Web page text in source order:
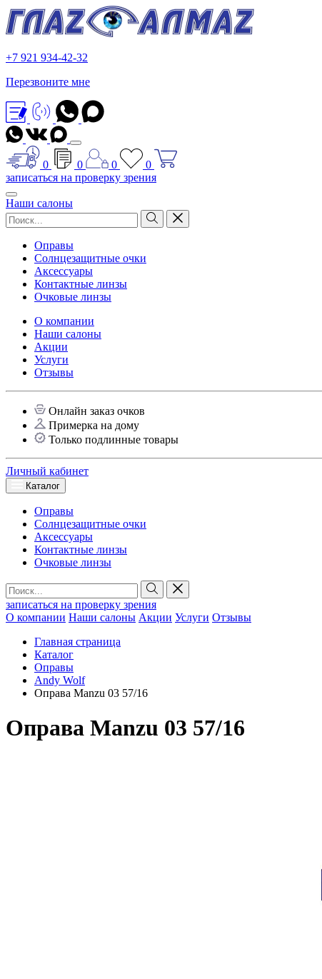
+7 921 934-42-32
Перезвоните мне
0 0 0
0
записаться на проверку зрения
Наши салоны
Оправы
Солнцезащитные очки
Аксессуары
Контактные линзы
Очковые линзы
О компании
Наши салоны
Акции
Услуги
Отзывы
Онлайн заказ очков
Примерка на дому
Только подлинные товары
Личный кабинет
Каталог
Оправы
Солнцезащитные очки
Аксессуары
Контактные линзы
Очковые линзы
записаться на проверку зрения
О компании Наши салоны Акции Услуги Отзывы
Главная страница
Каталог
Оправы
Andy Wolf
Оправа Manzu 03 57/16
Оправа Manzu 03 57/16